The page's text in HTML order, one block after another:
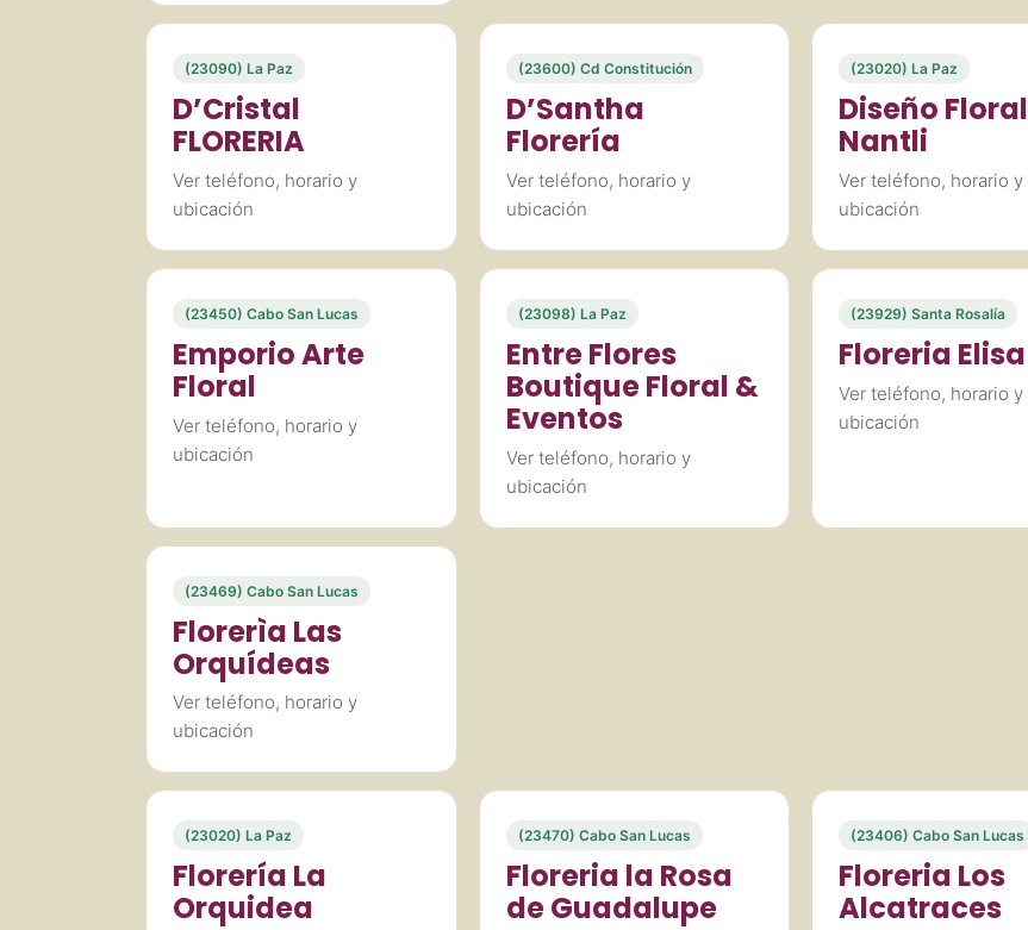
(23090) La Paz
D’Cristal
FLORERIA
Ver teléfono, horario y
ubicación
(23600) Cd Constitución
D’Santha
Florería
Ver teléfono, horario y
ubicación
(23020) La Paz
Diseño Floral
Nantli
Ver teléfono, horario y
ubicación
(23450) Cabo San Lucas
Emporio Arte
Floral
Ver teléfono, horario y
ubicación
(23098) La Paz
Entre Flores
Boutique Floral &
Eventos
Ver teléfono, horario y
ubicación
(23929) Santa Rosalía
Floreria Elisa
Ver teléfono, horario y
ubicación
(23469) Cabo San Lucas
Florerìa Las
Orquídeas
Ver teléfono, horario y
ubicación
(23020) La Paz
Florería La
Orquidea
(23470) Cabo San Lucas
Floreria la Rosa
de Guadalupe
(23406) Cabo San Lucas
Floreria Los
Alcatraces